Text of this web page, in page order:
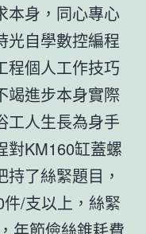
本身，同心專心
光自學數控編程
程個人工作技巧
竭進步本身實際
工人生長為身手
對KM160缸蓋螺
了絲緊題目，
/支以上，絲緊
年節儉絲錐耗費